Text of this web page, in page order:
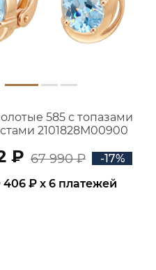
585 с топазами
2101828М00900
₽ 67 990 ₽
-17%
406 ₽ x 6 платежей